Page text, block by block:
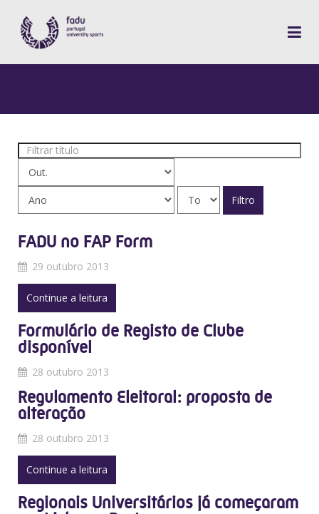
Filtrar
título
Filtro
FADU no FAP Form
29 outubro 2013
Continue a leitura
Formulário de Registo de Clube
disponível
28 outubro 2013
Regulamento Eleitoral: proposta de
alteração
28 outubro 2013
Continue a leitura
Regionais Universitários já começaram